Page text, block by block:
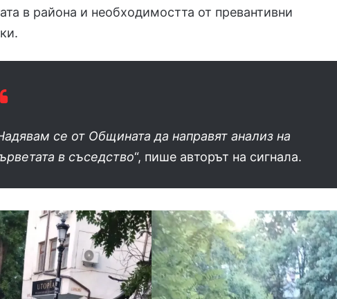
в района и необходимостта от превантивни
се от Общината да направят анализ на
в съседство“, пише авторът на сигнала.